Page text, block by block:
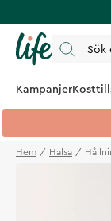
Kampanjer
Hem Halsa